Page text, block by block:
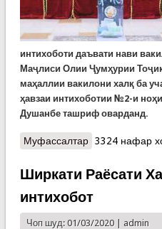
интихоботи даъвати нави
Маҷлиси Олии Ҷумҳурии
маҳаллии вакилони халқ ба
ҳавзаи интихоботии №2-и
Душанбе ташриф оварданд.
Муфассалтаро Ширкати
3324 нафар
Ширкати Раёсати
интихобот
Чоп шуд: 01/03/2020 | admin